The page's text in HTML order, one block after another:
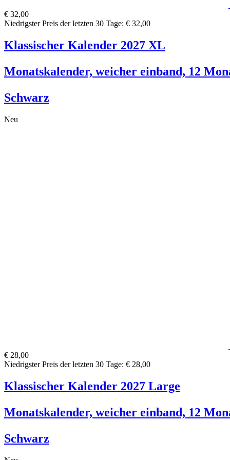
€ 32,00
Niedrigster Preis der letzten 30 Tage: € 32,00
Klassischer Kalender 2027 XL
Monatskalender, weicher einband, 12
Schwarz
Neu
€ 28,00
Niedrigster Preis der letzten 30 Tage: € 28,00
Klassischer Kalender 2027 Large
Monatskalender, weicher einband, 12
Schwarz